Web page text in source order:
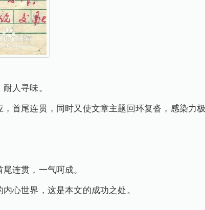
人寻味。
首尾连贯，同时又使文章主题回环复沓，感染力极
连贯，一气呵成。
心世界，这是本文的成功之处。